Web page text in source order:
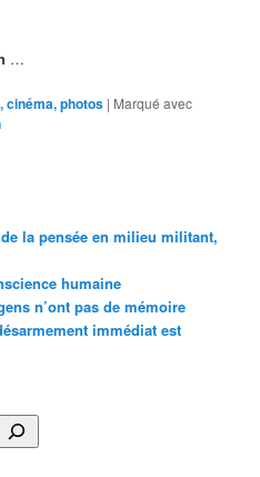
…
cinéma, photos | Marqué avec
la pensée en milieu militant,
humaine
n’ont pas de mémoire
immédiat est